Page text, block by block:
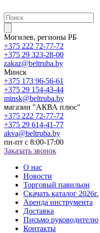
Могилев, регионы РБ
+375 222 72-77-72
+375 29 323-28-00
zakaz@beltruba.by
Минск
+375 173 96-56-61
+375 29 154-43-44
minsk@beltruba.by
магазин "АКВА плюс"
+375 222 72-77-72
+375 29 614-41-77
akva@beltruba.by
пн-пт с 8:00-17:00
Заказать звонок
О нас
Новости
Торговый павильон
Скачать каталог 2026г.
Аренда инструмента
Доставка
Письмо руководителю
Контакты